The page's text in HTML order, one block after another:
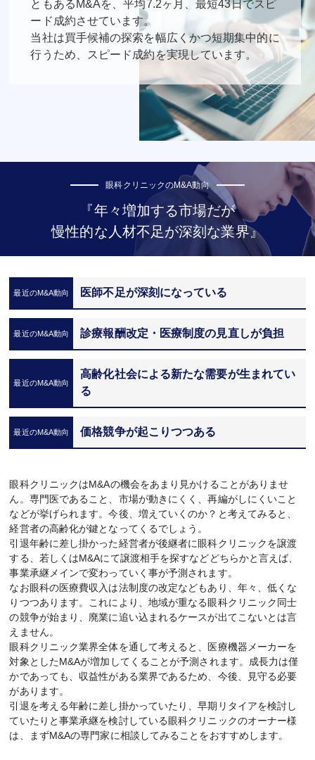
ともあるM&Aを、平均7.2ヶ月、最短43日でスピ
ード成約させています。
当社は買手候補の探索を幅広くかつ短期集中的に
行うため、スピード成約を実現しています。
眼科クリニックのM&A動向
『年々増加する市場だが
慢性的な人材不足が深刻な業界』
医師不足が深刻になっている
診療報酬改定・医療制度の見直しが負担
高齢化社会による新たな需要が生まれてい
る
価格競争が起こりつつある
眼科クリニックはM&Aの機会をあまり見かけることがありませ
ん。専門医であること、市場が動きにくく、再編がしにくいこと
などが挙げられます。今後、増えていくのか？と考えてみると、
経営者の高齢化が鍵となってくるでしょう。
引退年齢に差し掛かった経営者が後継者に眼科クリニックを譲渡
する、若しくはM&Aにて譲渡相手を探すなどどちらかと言えば、
事業承継メインで変わっていく事が予測されます。
なお眼科の医療費収入は法制度の改定などもあり、年々、低くな
りつつあります。これにより、地域が重なる眼科クリニック同士
の競争が始まり、廃業に追い込まれるケースが出てこないとは言
えません。
眼科クリニック業界全体を通して考えると、医療機器メーカーを
対象としたM&Aが増加してくることが予測されます。成長力は僅
かであっても、収益性がある業界であるため、今後、見守る必要
があります。
引退を考える年齢に差し掛かっていたり、早期リタイアを検討し
ていたりと事業承継を検討している眼科クリニックのオーナー様
は、まずM&Aの専門家に相談してみることをおすすめします。